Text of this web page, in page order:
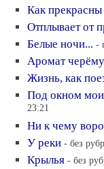
Как прекрасны
Отплывает от
Белые ночи... -
Аромат
Жизнь, как
Под окном
23:21
Ни к чему
У реки - без
Крылья - без